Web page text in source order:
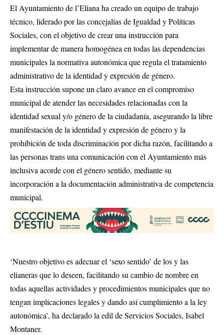
El Ayuntamiento de l’Eliana ha creado un equipo de trabajo
técnico, liderado por las concejalías de Igualdad y Políticas
Sociales, con el objetivo de crear una instrucción para
implementar de manera homogénea en todas las dependencias
municipales la normativa autonómica que regula el tratamiento
administrativo de la identidad y expresión de género.
Esta instrucción supone un claro avance en el compromiso
municipal de atender las necesidades relacionadas con la
identidad sexual y/o género de la ciudadanía, asegurando la libre
manifestación de la identidad y expresión de género y la
prohibición de toda discriminación por dicha razón, facilitando a
las personas trans una comunicación con el Ayuntamiento más
inclusiva acorde con el género sentido, mediante su
incorporación a la documentación administrativa de competencia
municipal.
‘Nuestro objetivo es adecuar el ‘sexo sentido’ de los y las
elianeras que lo deseen, facilitando su cambio de nombre en
todas aquellas actividades y procedimientos municipales que no
tengan implicaciones legales y dando así cumplimiento a la ley
autonómica’, ha declarado la edil de Servicios Sociales, Isabel
Montaner.